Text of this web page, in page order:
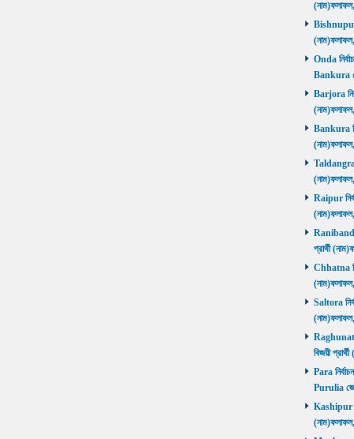
Bishnupur
Onda
Bankura
Barjora
Bankura
Taldangra
Raipur
Ranibandh
প্রার্থী
Chhatna
Saltora
বিজয়ী
Para
Purulia
Kashipur